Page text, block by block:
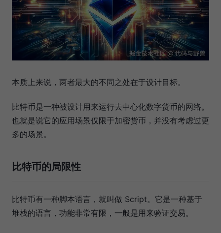
本质上来说，两者最大的不同之处在于设计目标。
比特币是一种被设计用来运行去中心化数字货币的网络。
也就是说它的应用场景仅限于加密货币，并没有考虑过更
多的场景。
比特币的局限性
比特币有一种脚本语言，就叫做 Script。它是一种基于
堆栈的语言，功能非常有限，一般是用来验证交易。